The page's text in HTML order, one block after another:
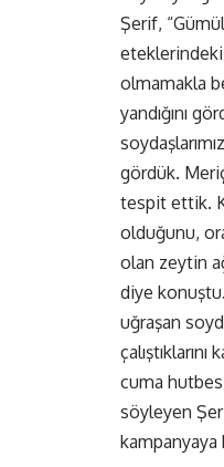
Şerif,
olmamakla
yandığını
gördük.
tespit ettik.
olduğunu,
olan zeytin
diye
uğraşan
cuma
söyleyen
kampanyaya